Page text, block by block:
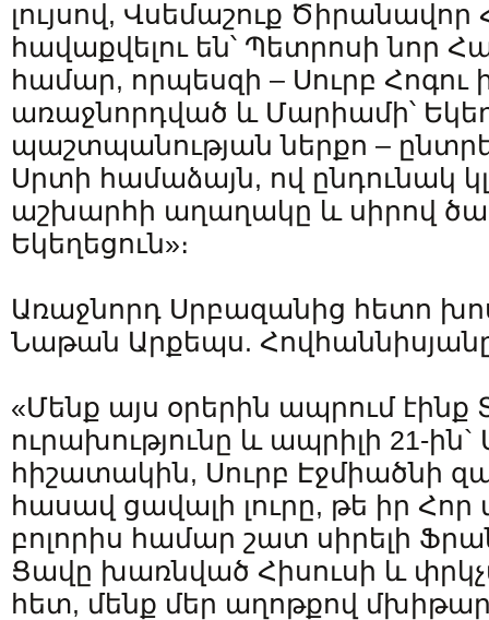
լույսով, Վսեմաշուք Ծիրանավոր
հավաքվելու են՝ Պետրոսի նոր
համար, որպեսզի – Սուրբ Հոգու
առաջնորդված և Մարիամի՝
պաշտպանության ներքո –
Սրտի համաձայն, ով ընդունակ
աշխարհի աղաղակը և սիրով
Եկեղեցուն»։
Առաջնորդ Սրբազանից հետո
Նաթան Արքեպս.
«Մենք այս օրերին ապրում էինք
ուրախությունը և ապրիլի 21-ին`
հիշատակին, Սուրբ Էջմիածնի
հասավ ցավալի լուրը, թե իր
բոլորիս համար շատ սիրելի
Ցավը խառնված Հիսուսի և
հետ, մենք մեր աղոթքով